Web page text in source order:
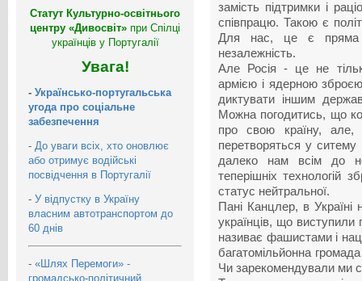
Статут Культурно-освітнього
центру «Дивосвіт» при Спілці
українців у Португалії
Увага!
- Українсько-португальська
угода про соціальне
забезпечення
- До уваги всіх, хто оновлює
або отримує водійські
посвідчення в Португалії
- У відпустку в Україну
власним автотранспортом до
60 днів
- «Шлях Перемоги» -
громадсько-політичний
замість підтримки і
співпрацю. Такою є
Для нас, це є пряма
незалежність.
Але Росія - це не
армією і ядерною
диктувати іншим
Можна погодитись, що
про свою країну, але,
перетворяться у ситему
далеко нам всім до
теперішніх технологій
статус нейтральної.
Пані Канцлер, в Україні
українців, що виступили
називає фашистами і
багатомільйонна
Чи зарекомендували ми